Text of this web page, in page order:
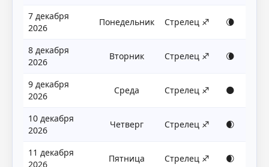
7 декабря
2026
Понедельник Стрелец ♐ 🌘
8 декабря
2026
Вторник Стрелец ♐ 🌘
9 декабря
2026
Среда Стрелец ♐ 🌑
10 декабря
2026
Четверг Стрелец ♐ 🌒
11 декабря
2026
Пятница Стрелец ♐ 🌒